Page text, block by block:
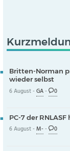
Britten-Norman
wieder selbst
6 August -GA- 0
PC-7 der
6 August -M-- 0